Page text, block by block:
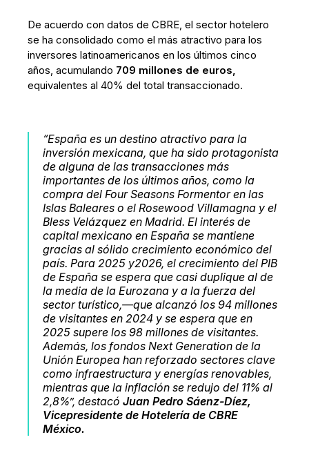
De acuerdo con datos de CBRE, el sector hotelero
se ha consolidado como el más atractivo para los
inversores latinoamericanos en los últimos cinco
años, acumulando 709 millones de euros,
equivalentes al 40% del total transaccionado.
“España es un destino atractivo para la
inversión mexicana, que ha sido protagonista
de alguna de las transacciones más
importantes de los últimos años, como la
compra del Four Seasons Formentor en las
Islas Baleares o el Rosewood Villamagna y el
Bless Velázquez en Madrid. El interés de
capital mexicano en España se mantiene
gracias al sólido crecimiento económico del
país. Para 2025 y2026, el crecimiento del PIB
de España se espera que casi duplique al de
la media de la Eurozana y a la fuerza del
sector turístico,—que alcanzó los 94 millones
de visitantes en 2024 y se espera que en
2025 supere los 98 millones de visitantes.
Además, los fondos Next Generation de la
Unión Europea han reforzado sectores clave
como infraestructura y energías renovables,
mientras que la inflación se redujo del 11% al
2,8%”, destacóJuan Pedro Sáenz-Díez,
Vicepresidente de Hotelería de CBRE
México.